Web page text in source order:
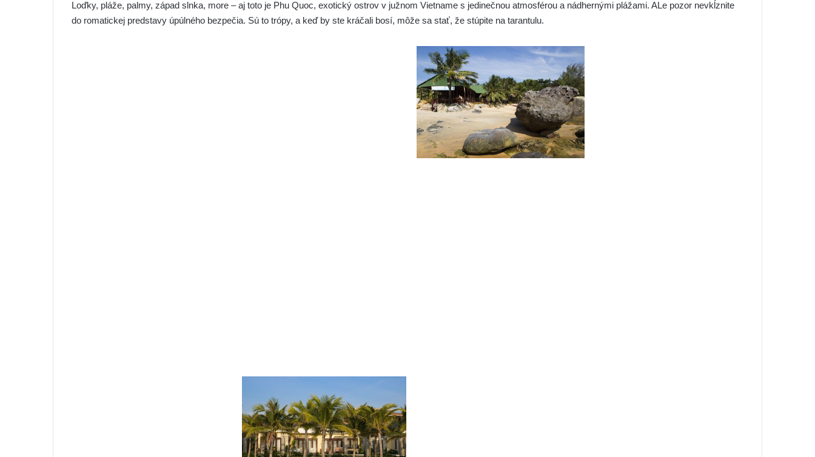
Loďky, pláže, palmy, západ slnka, more – aj toto je Phu Quoc, exotický ostrov v južnom Vietname s jedinečnou atmosférou a nádhernými plážami. ALe pozor nevkĺznite
do romatickej predstavy úpúlného bezpečia. Sú to trópy, a keď by ste kráčali bosí, môže sa stať, že stúpite na tarantulu.